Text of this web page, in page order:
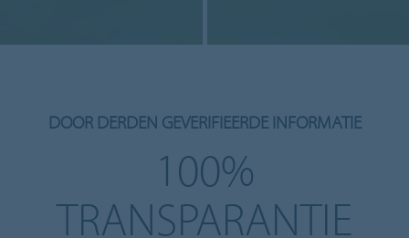
DOOR DERDEN GEVERIFIEERDE INFORMATIE
100%
TRANSPARANTIE